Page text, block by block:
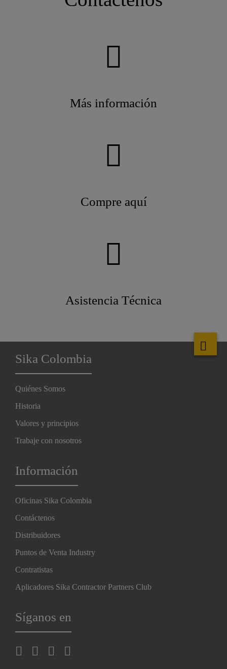
Más información
Compre aquí
Asistencia Técnica
Sika Colombia
Quiénes Somos
Historia
Valores y principios
Trabaje con nosotros
Información
Oficinas Sika Colombia
Contáctenos
Distribuidores
Puntos de Venta Industry
Contratistas
Aplicadores Sika Contractor Partners Club
Síganos en